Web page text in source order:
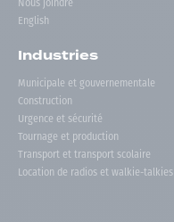
Nous joindre
English
Industries
Municipale et gouvernementale
Construction
Urgence et sécurité
Tournage et production
Transport et transport scolaire
Location de radios et walkie-talkies